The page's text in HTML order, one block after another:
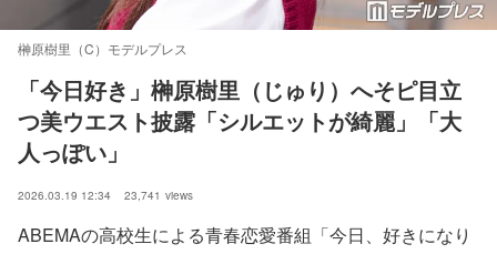
榊原樹里（C）モデルプレス
「今日好き」榊原樹里（じゅり）へそピ目立
つ美ウエスト披露「シルエットが綺麗」「大
人っぽい」
2026.03.19 12:34 23,741 views
ABEMAの高校生による青春恋愛番組「今日、好きになり